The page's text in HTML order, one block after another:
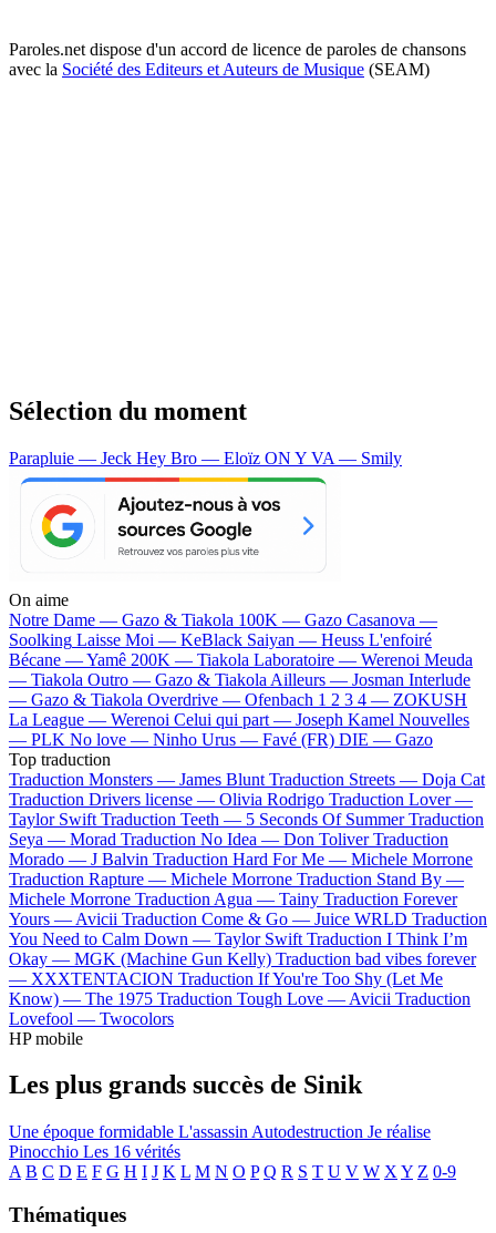
Paroles.net dispose d'un accord de licence de paroles de chansons
avec la Société des Editeurs et Auteurs de Musique (SEAM)
Sélection du moment
Parapluie — Jeck Hey Bro — Eloïz ON Y VA — Smily
On aime
Notre Dame — Gazo & Tiakola 100K — Gazo Casanova —
Soolking Laisse Moi — KeBlack Saiyan — Heuss L'enfoiré
Bécane —Yamê 200K — Tiakola Laboratoire — Werenoi Meuda
— Tiakola Outro — Gazo & Tiakola Ailleurs — Josman Interlude
— Gazo & Tiakola Overdrive — Ofenbach 1 2 3 4 — ZOKUSH
La League — Werenoi Celui qui part — Joseph Kamel Nouvelles
— PLK No love — Ninho Urus — Favé (FR) DIE — Gazo
Top traduction
Traduction Monsters — James Blunt Traduction Streets — Doja Cat
Traduction Drivers license — Olivia Rodrigo Traduction Lover —
Taylor Swift Traduction Teeth — 5 Seconds Of Summer Traduction
Seya — Morad Traduction No Idea — Don Toliver Traduction
Morado — J Balvin Traduction Hard For Me — Michele Morrone
Traduction Rapture — Michele Morrone Traduction Stand By —
Michele Morrone Traduction Agua — Tainy Traduction Forever
Yours — Avicii Traduction Come & Go — Juice WRLD Traduction
You Need to Calm Down — Taylor Swift Traduction I Think I’m
Okay — MGK (Machine Gun Kelly) Traduction bad vibes forever
— XXXTENTACION Traduction If You're Too Shy (Let Me
Know) — The 1975 Traduction Tough Love — Avicii Traduction
Lovefool — Twocolors
HP mobile
Les plus grands succès de Sinik
Une époque formidable L'assassin Autodestruction Je réalise
Pinocchio Les 16 vérités
A B C D E F G H I J K L M N O P Q R S T U V W X Y Z 0-9
Thématiques